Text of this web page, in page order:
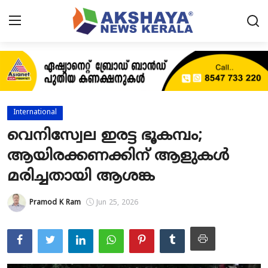
Home
Contact
News
Akshaya News
Agriculture
Business
International
വെനിസ്വേല ഇരട്ട ഭൂകമ്പം;
ആയിരക്കണക്കിന് ആളുകൾ
മരിച്ചതായി ആശങ്ക
Pramod K Ram Jun 25, 2026